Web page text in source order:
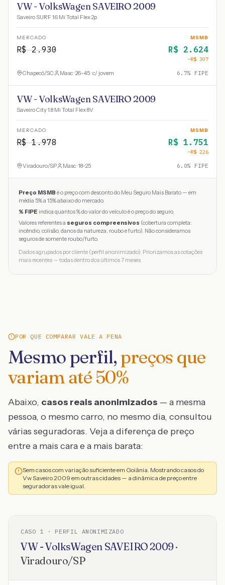
VW - VolksWagen SAVEIRO 2009
Saveiro SURF 1.6 Mi Total Flex 2p
MERCADO
R$2.930
MSMB
R$ 2.624
−R$ 307
Chapecó/SC Masc · 26-45 · c/ jovem 6.7% FIPE
VW - VolksWagen SAVEIRO 2009
Saveiro City 1.8 Mi Total Flex 8V
MERCADO
R$1.978
MSMB
R$ 1.751
−R$ 226
Viradouro/SP Masc · 18-25 6.0% FIPE
Preço MSMB é o preço com desconto do Meu Seguro Mais Barato — em
média 5% a 15% abaixo do mercado.
% FIPE indica quantos % do valor do veículo é o preço do seguro.
Valores referentes a seguros compreensivos (cobertura completa:
incêndio, colisão, danos da natureza, roubo e furto). Não consideramos
seguros de somente roubo/furto.
Dados agrupados por cliente (perfil anonimizado). Priorizamos as cotações
mais recentes — todas dentro dos últimos 7 meses.
POR QUE COMPARAR VALE A PENA
Mesmo perfil, preços que
variam até 50%
Abaixo, casos reais anonimizados — a mesma
pessoa, o mesmo carro, no mesmo dia, consultou
várias seguradoras. Veja a diferença de preço
entre a mais cara e a mais barata:
Sem casos com variação suficiente em Goiânia. Mostrando casos do
Vw Saveiro 2009 em outras cidades — a dinâmica de preço entre
seguradoras vale igual.
CASO 1 · PERFIL ANONIMIZADO
VW - VolksWagen SAVEIRO 2009·
Viradouro/SP